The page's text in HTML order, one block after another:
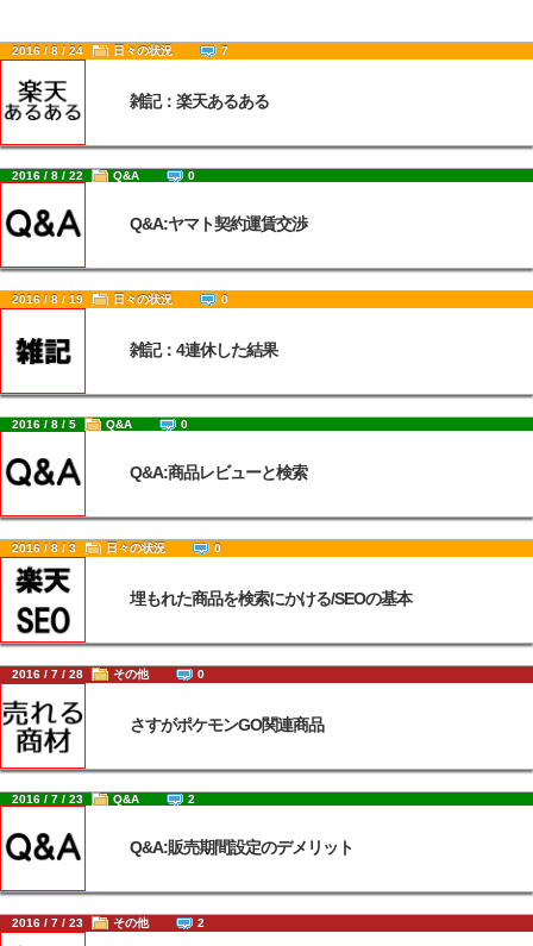
2016 / 8 / 24 日々の状況 7
雑記：楽天あるある
2016 / 8 / 22 Q&A 0
Q&A:ヤマト契約運賃交渉
2016 / 8 / 19 日々の状況 0
雑記：4連休した結果
2016 / 8 / 5 Q&A 0
Q&A:商品レビューと検索
2016 / 8 / 3 日々の状況 0
埋もれた商品を検索にかける/SEOの基本
2016 / 7 / 28 その他 0
さすがポケモンGO関連商品
2016 / 7 / 23 Q&A 2
Q&A:販売期間設定のデメリット
2016 / 7 / 23 その他 2